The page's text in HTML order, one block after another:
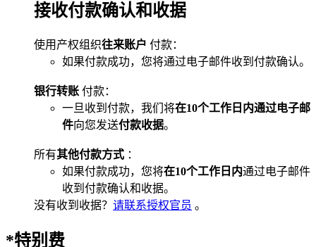
接收付款确认和收据
使用产权组织往来账户 付款：
如果付款成功，您将通过电子邮件收到付款确认。
银行转账 付款：
一旦收到付款，我们将在10个工作日内通过电子邮
件向您发送付款收据。
所有其他付款方式 ：
如果付款成功，您将在10个工作日内通过电子邮件
收到付款确认和收据。
没有收到收据？ 请联系授权官员 。
*特别费